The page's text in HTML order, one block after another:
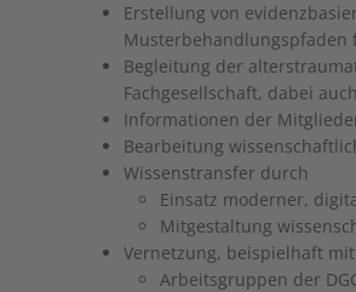
Erstellung von
Musterbehandlungspfaden
Begleitung der
Fachgesellschaft, dabei auch
Informationen der
Bearbeitung
Wissenstransfer durch
Einsatz moderner,
Mitgestaltung
Vernetzung, beispielhaft mit
Arbeitsgruppen der